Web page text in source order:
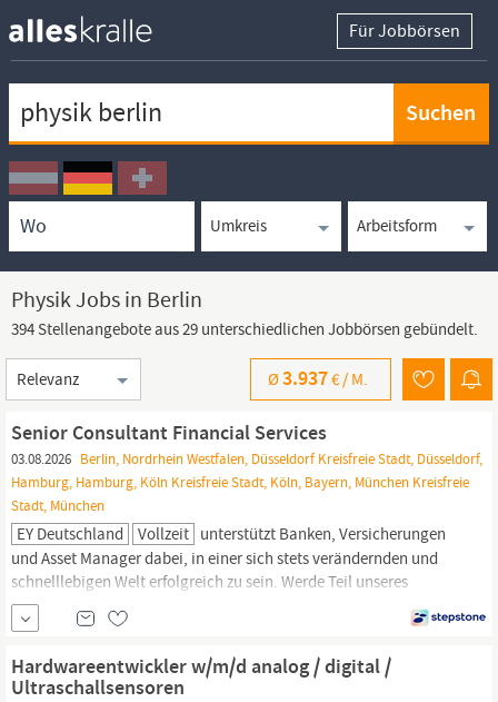
Für Jobbörsen
Ortssuche
Umkreissuche
Arbeitsform
Physik Jobs in Berlin
394 Stellenangebote aus 29 unterschiedlichen Jobbörsen gebündelt.
Sortierung
Ø3.937€ / M.
Senior Consultant Financial Services
03.08.2026 Berlin, Nordrhein Westfalen, Düsseldorf Kreisfreie Stadt, Düsseldorf,
Hamburg, Hamburg, Köln Kreisfreie Stadt, Köln, Bayern, München Kreisfreie
Stadt, München
EY Deutschland Vollzeit unterstützt Banken, Versicherungen
und Asset Manager dabei, in einer sich stets verändernden und
schnelllebigen Welt erfolgreich zu sein. Werde Teil unseres
Payments Consulting Teams in
Köln, Frankfurt/Main,
München, Düsseldorf, Stuttgart oder Hamburg und unterstütze
dabei, die Finanzwelt von morgen zu gestalten. Dabei
übernimmst du vielfältige...
Hardwareentwickler w/m/d analog / digital /
Ultraschallsensoren